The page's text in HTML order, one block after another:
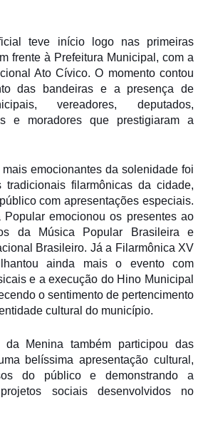
teve início logo nas primeiras
frente à Prefeitura Municipal, com a
Ato Cívico. O momento contou
das bandeiras e a presença de
vereadores, deputados,
e moradores que prestigiaram a
emocionantes da solenidade foi
tradicionais filarmônicas da cidade,
com apresentações especiais.
Popular emocionou os presentes ao
da Música Popular Brasileira e
Brasileiro. Já a Filarmônica XV
ainda mais o evento com
e a execução do Hino Municipal
o sentimento de pertencimento
cultural do município.
da Menina também participou das
belíssima apresentação cultural,
do público e demonstrando a
sociais desenvolvidos no